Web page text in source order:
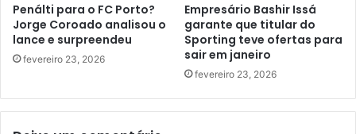
Penálti para o FC Porto?
Jorge Coroado analisou o
lance e surpreendeu
fevereiro 23, 2026
Empresário Bashir Issá
garante que titular do
Sporting teve ofertas para
sair em janeiro
fevereiro 23, 2026